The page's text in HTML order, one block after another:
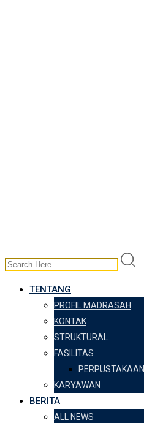
TENTANG
PROFIL MADRASAH
KONTAK
STRUKTURAL
FASILITAS
PERPUSTAKAAN
KARYAWAN
BERITA
ALL NEWS